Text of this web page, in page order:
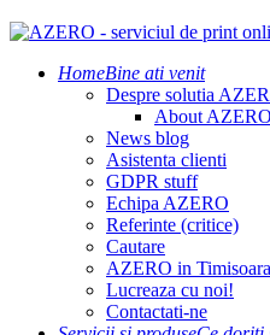
HomeBine ati venit
Despre solutia
About AZERO
News blog
Asistenta clienti
GDPR stuff
Echipa AZERO
Referinte (critice)
Cautare
AZERO in Timisoara
Lucreaza cu noi!
Contactati-ne